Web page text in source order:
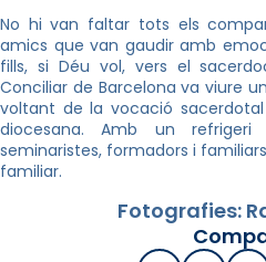
No hi van faltar tots els
amics que van gaudir amb
fills, si Déu vol, vers el
Conciliar de Barcelona va viure
voltant de la vocació
diocesana.Amb un
seminaristes, formadors i
familiar.
Fotografies: